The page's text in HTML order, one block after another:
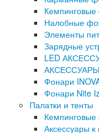
Налобные
Элементы
Зарядные
LED
Фонари
Фонари Nite
Палатки и тенты
Кемпинговые
Аксессуары к